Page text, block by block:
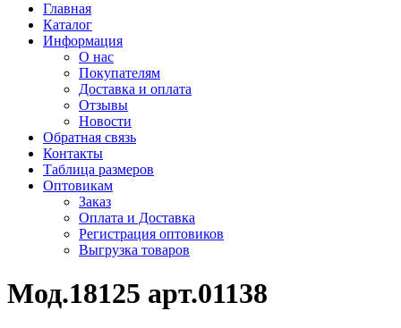
Главная
Каталог
Информация
О нас
Покупателям
Доставка и оплата
Отзывы
Новости
Обратная связь
Контакты
Таблица размеров
Оптовикам
Заказ
Оплата и Доставка
Регистрация оптовиков
Выгрузка товаров
Мод.18125 арт.01138